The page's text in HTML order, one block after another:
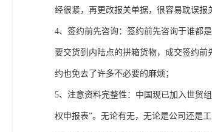
经很紧，再更改报关单据，很容易耽误报
4、签约前先咨询：签约前先咨询于谁都
要交货到内陆点的拼箱货物，成交签约
约也免去了许多不必要的麻烦；
5、注意资料完整性：中国现已加入世贸
权申报表”。无论有无，无论是公司还是